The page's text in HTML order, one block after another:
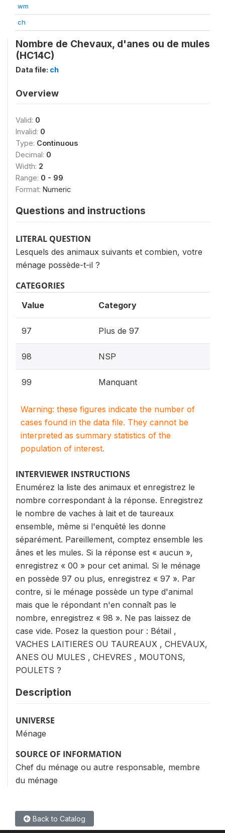
wm
ch
Nombre de Chevaux, d'anes ou de mules
(HC14C)
Data file: ch
Overview
Valid: 0
Invalid: 0
Type: Continuous
Decimal: 0
Width: 2
Range: 0 - 99
Format: Numeric
Questions and instructions
LITERAL QUESTION
Lesquels des animaux suivants et combien, votre
ménage possède-t-il ?
CATEGORIES
Value Category
97 Plus de 97
98 NSP
99 Manquant
Warning: these figures indicate the number of
cases found in the data file. They cannot be
interpreted as summary statistics of the
population of interest.
INTERVIEWER INSTRUCTIONS
Enumérez la liste des animaux et enregistrez le
nombre correspondant à la réponse. Enregistrez
le nombre de vaches à lait et de taureaux
ensemble, même si l'enquêté les donne
séparément. Pareillement, comptez ensemble les
ânes et les mules. Si la réponse est « aucun »,
enregistrez « 00 » pour cet animal. Si le ménage
en possède 97 ou plus, enregistrez « 97 ». Par
contre, si le ménage possède un type d'animal
mais que le répondant n'en connaît pas le
nombre, enregistrez « 98 ». Ne pas laissez de
case vide. Posez la question pour : Bétail ,
VACHES LAITIERES OU TAUREAUX , CHEVAUX,
ANES OU MULES , CHEVRES , MOUTONS,
POULETS ?
Description
UNIVERSE
Ménage
SOURCE OF INFORMATION
Chef du ménage ou autre responsable, membre
du ménage
Back to Catalog